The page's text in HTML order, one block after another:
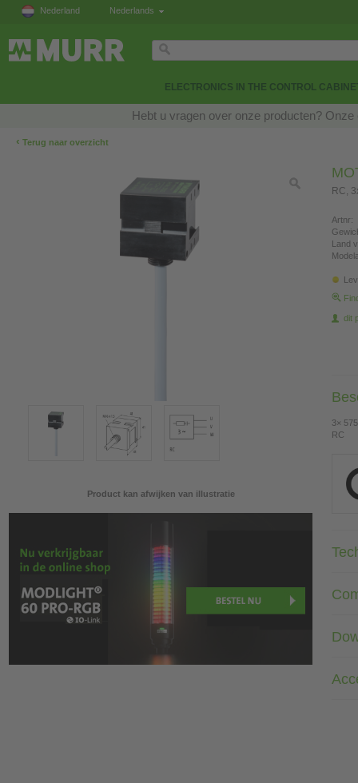
Nederland Nederlands
ELECTRONICS IN THE CONTROL
Hebt u vragen over onze producten?
‹ Terug naar overzicht
Product kan afwijken van illustratie
RC,
Artnr:
Land
dit
3×
RC